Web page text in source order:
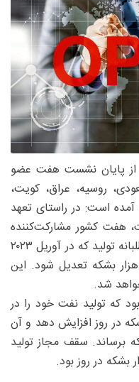
از پایان نشست هفت عضو
روسیه، عراق، کویت،
آمده است: در راستای تعهد
هفت کشور مشارکت‌کننده
توافق کردند که بخشی از کاهش داوطلبانه تولید که در آوریل ۲۰۲۳
اعلام شده بود، به میزان روزانه ۱۸۸ هزار بشکه تعدیل شود. این
که تولید نفت خود را در
به ژوئن، ۶۲ هزار بشکه در روز افزایش دهد و آن
و ۸۲۴ هزار بشکه برساند. سقف مجاز تولید